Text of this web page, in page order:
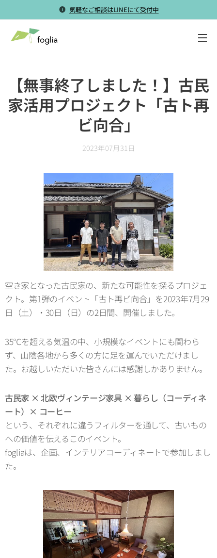
気軽なご相談はLINEにて受付中
【無事終了しました！】古民
家活用プロジェクト「古ト再
ビ向合」
2023年07月31日
空き家となった古民家の、新たな可能性を探るプロジェ
クト。第1弾のイベント「古ト再ビ向合」を2023年7月29
日（土）・30日（日）の2日間、開催しました。
35℃を超える気温の中、小規模なイベントにも関わら
ず、山陰各地から多くの方に足を運んでいただけまし
た。お越しいただいた皆さんには感謝しかありません。
古民家 × 北欧ヴィンテージ家具 × 暮らし（コーディネ
ート）× コーヒー
という、それぞれに違うフィルターを通して、古いもの
への価値を伝えるこのイベント。
fogliaは、企画、インテリアコーディネートで参加しまし
た。